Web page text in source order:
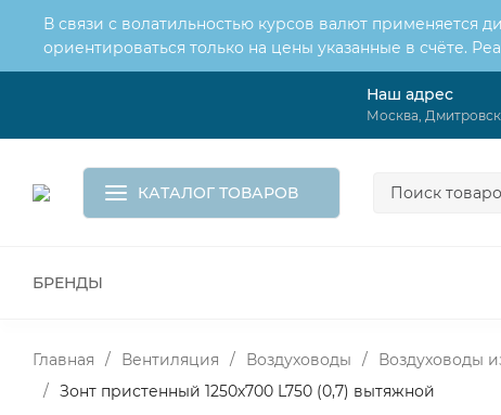
В связи с волатильностью курсов валют применяется
ориентироваться только на цены указанные в счёте.
Корзина
Наш адрес
Москва,
КАТАЛОГ ТОВАРОВ
БРЕНДЫ
Главная / Вентиляция / Воздуховоды / Воздуховоды
/ Зонт пристенный 1250х700 L750 (0,7) вытяжной